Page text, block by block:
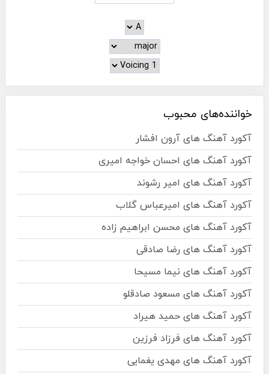
خواننده‌های محبوب
آکورد آهنگ های آرون افشار
آکورد آهنگ های احسان خواجه امیری
آکورد آهنگ های امیر رشوند
آکورد آهنگ های امیرعباس گلاب
آکورد آهنگ های محسن ابراهیم زاده
آکورد آهنگ های رضا صادقی
آکورد آهنگ های نیما مسیحا
آکورد آهنگ های مسعود صادقلو
آکورد آهنگ های حمید هیراد
آکورد آهنگ های فرزاد فرزین
آکورد آهنگ های مهدی یغمایی